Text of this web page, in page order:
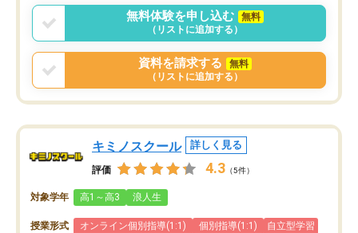
言う事で講師変更の申し出があり、あ
まりに短期での変更だった為、塾に通
う事にして退会しました。遅れも取り
戻せ、授業内容や講師の方は良かった
と思います。
無料体験を申し込む
無料
（リストに追加する）
資料を請求する
無料
（リストに追加する）
キミノスクール 詳しく見る
評価 4.3 （5件）
対象学年 高1～高3 浪人生
授業形式 オンライン個別指導(1:1) 個別指導(1:1) 自立型学習